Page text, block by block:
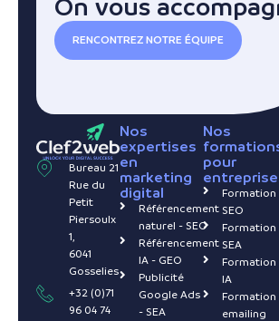
On vous
RENCONTREZ NOTRE ÉQUIPE
Bureau 21
Rue du
Petit
Piersoulx
1,
6041
Gosselies
+32 (0)71
96 04 74
Nos
expertises
en
marketing
digital
Référencement
naturel - SEO
Référencement
IA - GEO
Publicité
Google Ads
- SEA
Nos
pour
Formation
SEO
Formation
SEA
Formation
IA
Formation
emailing